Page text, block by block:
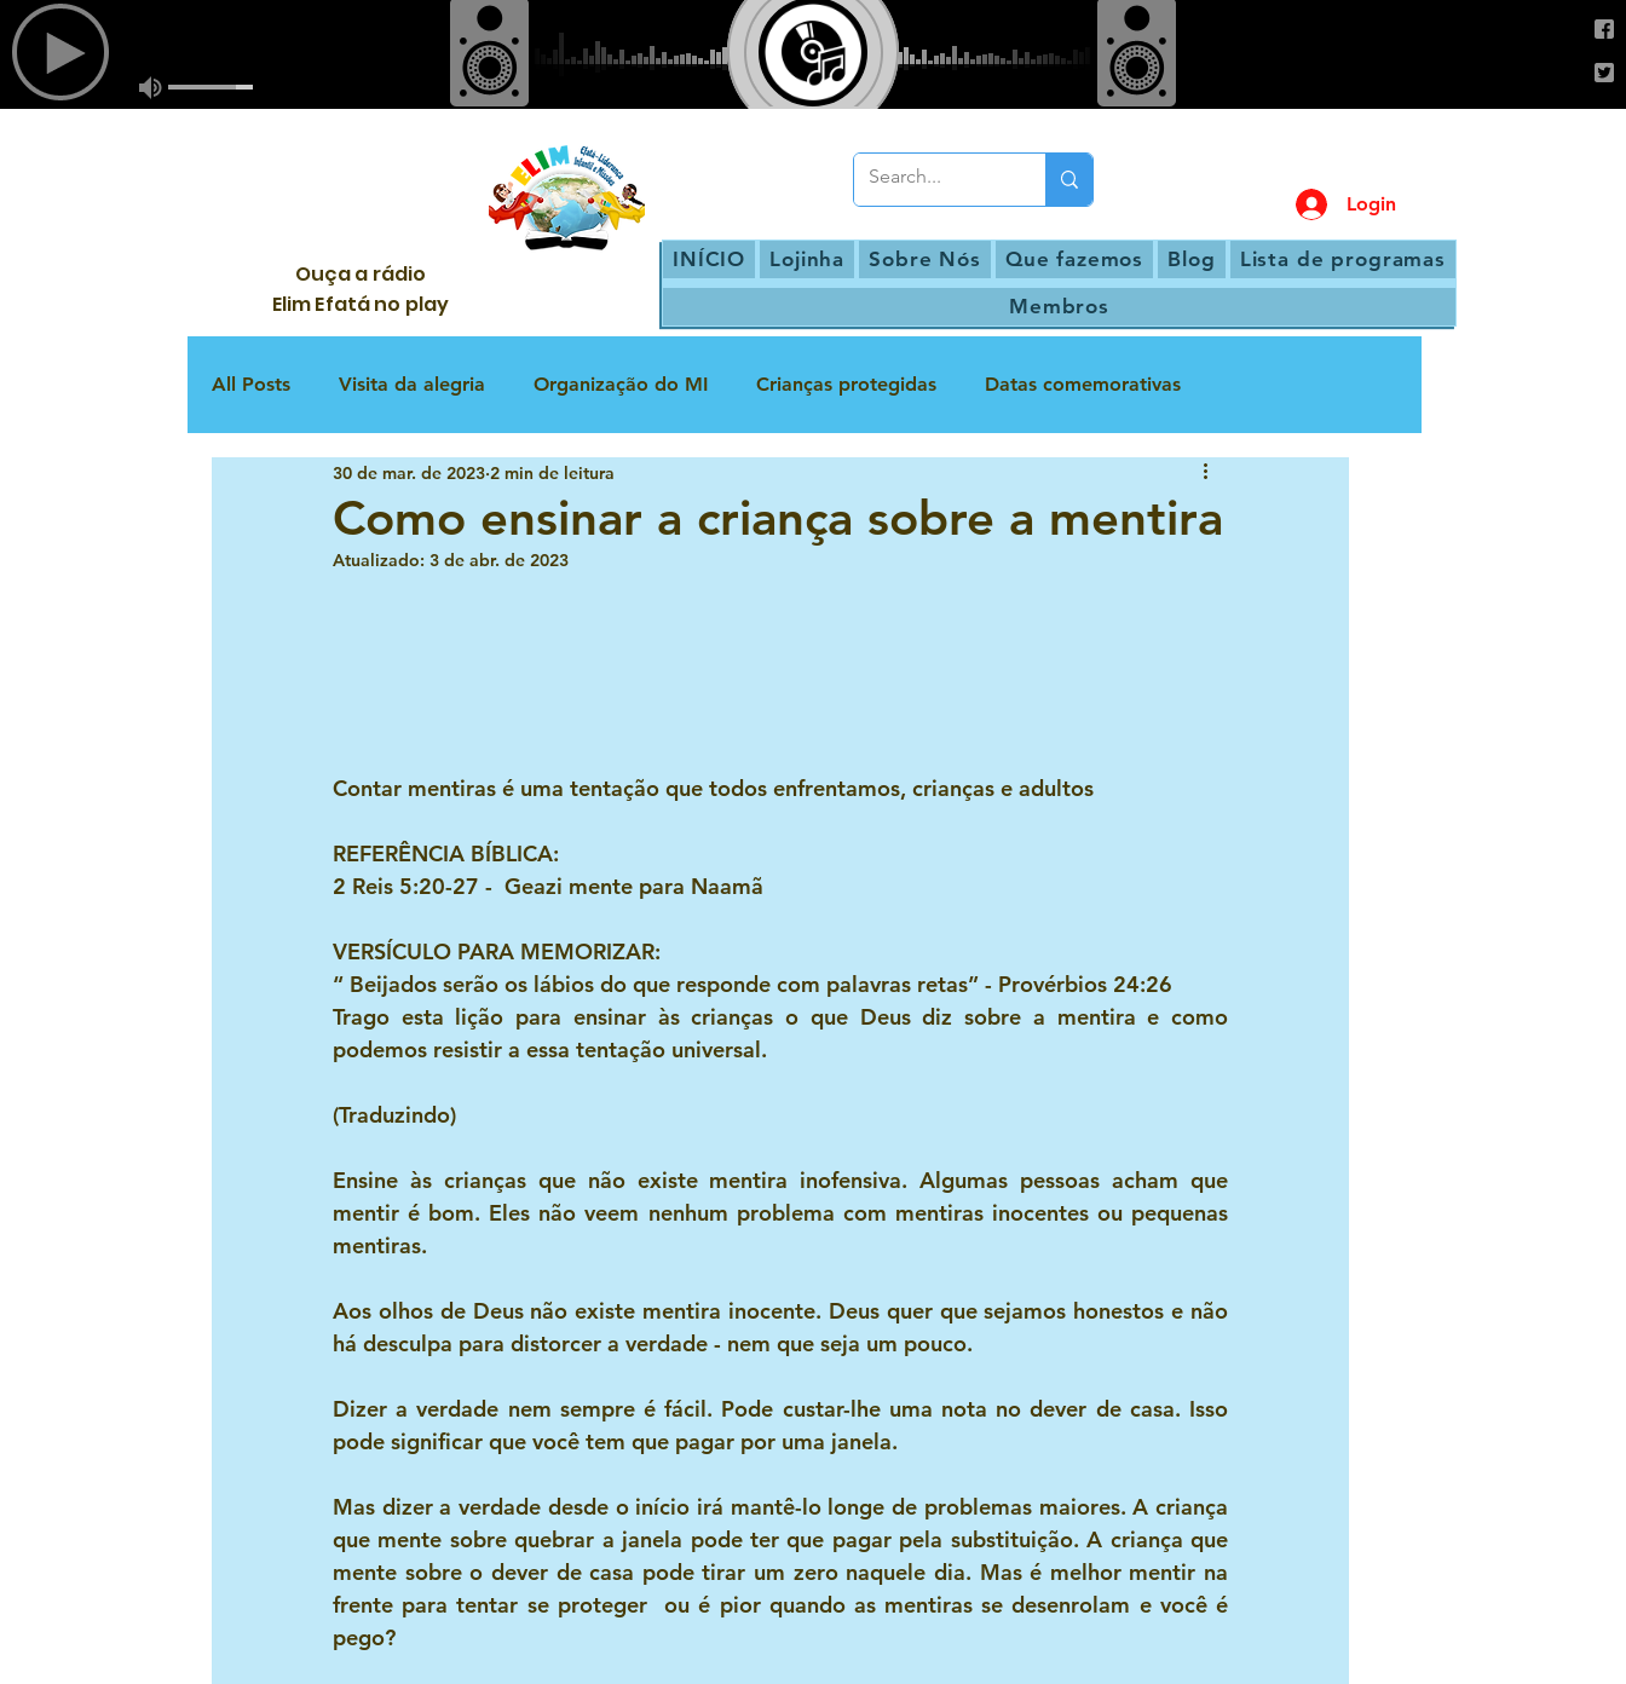
Ouça a rádio
Elim Efatá no play
INÍCIO Lojinha Sobre Nós Que fazemos Blog
Lista de programas
Membros
Login
All Posts Visita da alegria Organização do MI Crianças protegidas Datas comemorativas
Culto infantil Louvor Escola Bíblica Dominical
Devocionais para o líder infantil
Como ensinar a criança sobre a mentira
30 de mar. de 2023 2 min de leitura
Atualizado: 3 de abr. de 2023
Contar mentiras é uma tentação que todos enfrentamos, crianças e adultos
REFERÊNCIA BÍBLICA:
2 Reis 5:20-27 -  Geazi mente para Naamã
VERSÍCULO PARA MEMORIZAR:
“ Beijados serão os lábios do que responde com palavras retas” - Provérbios 24:26
Trago esta lição para ensinar às crianças o que Deus diz sobre a mentira e como
podemos resistir a essa tentação universal.
(Traduzindo)
Ensine às crianças que não existe mentira inofensiva. Algumas pessoas acham que
mentir é bom. Eles não veem nenhum problema com mentiras inocentes ou pequenas
mentiras.
Aos olhos de Deus não existe mentira inocente. Deus quer que sejamos honestos e não
há desculpa para distorcer a verdade - nem que seja um pouco.
Dizer a verdade nem sempre é fácil. Pode custar-lhe uma nota no dever de casa. Isso
pode significar que você tem que pagar por uma janela.
Mas dizer a verdade desde o início irá mantê-lo longe de problemas maiores. A criança
que mente sobre quebrar a janela pode ter que pagar pela substituição. A criança que
mente sobre o dever de casa pode tirar um zero naquele dia. Mas é melhor mentir na
frente para tentar se proteger  ou é pior quando as mentiras se desenrolam e você é
pego?